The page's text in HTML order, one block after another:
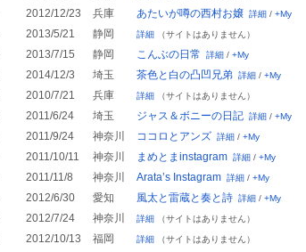
2012/12/23 兵庫 あたいが噂の西村お嬢 詳細/ +My
2013/5/21 静岡 詳細（サイトはありません）
2013/7/15 静岡 こんぶの日常 詳細/ +My
2014/12/3 埼玉 茶色と白の凸凹兄弟 詳細/ +My
2010/7/21 兵庫 詳細（サイトはありません）
2011/6/24 埼玉 ジャス＆ボニーの日記 詳細/ +My
2011/9/24 神奈川 ココロとアンズ 詳細/ +My
2011/10/11 神奈川 まめとまinstagram 詳細/ +My
2011/11/8 神奈川 Arata’s Instagram 詳細/ +My
2012/6/30 愛知 風太と雷蔵と奏と詩 詳細/ +My
2012/7/24 神奈川 詳細（サイトはありません）
2012/10/13 福岡 詳細（サイトはありません）